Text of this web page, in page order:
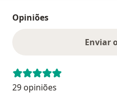
Opiniões
Enviar
29 opiniões